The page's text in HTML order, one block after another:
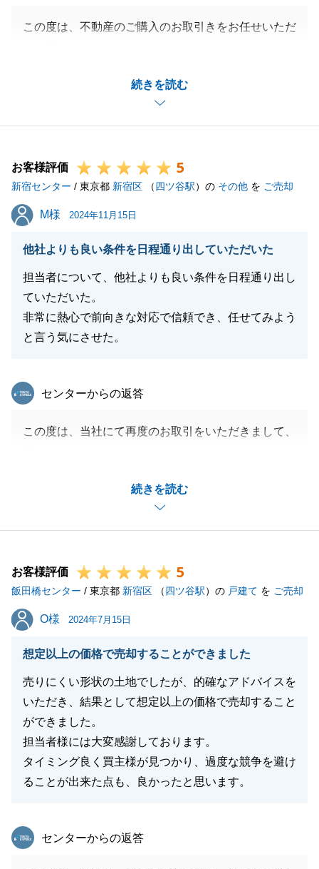
続きを読む
この度は、不動産のご購入のお取引きをお任せいただ
ご満足いただけるご条件でお住まいをご購入いただけ
たこと、心より嬉しく思います。
決断をいただいたおかげで、スムーズなお取引きをす
ることができました。
また何かお力になれることがございましたら、是非ご
連絡を頂戴できればと思っております。
この度は、大変お世話になりました。引き続き、どう
お客様評価 5
新宿センター / 東京都 新宿区 （四ツ谷駅）の その他 を ご売却
M様
M様 2024年11月15日
他社よりも良い条件を日程通り出していただいた
担当者について、他社よりも良い条件を日程通り出し
ていただいた。
非常に熱心で前向きな対応で信頼でき、任せてみよう
と言う気にさせた。
続きを読む
東急リバブル
センターからの返答
この度は、当社にて再度のお取引をいただきまして、
今回の取引において、M様には励みになるお言葉を数
多く頂きました。今後の営業人生の糧とさせて頂きま
私共々、今後とも弊社を末永くご愛顧賜りますよう、
お願い申し上げます。
閉じる
お客様評価 5
飯田橋センター / 東京都 新宿区 （四ツ谷駅）の 戸建て を ご売却
O様
O様 2024年7月15日
想定以上の価格で売却することができました
売りにくい形状の土地でしたが、的確なアドバイスを
いただき、結果として想定以上の価格で売却すること
ができました。
担当者様には大変感謝しております。
タイミング良く買主様が見つかり、過度な競争を避け
ることが出来た点も、良かったと思います。
東急リバブル
センターからの返答